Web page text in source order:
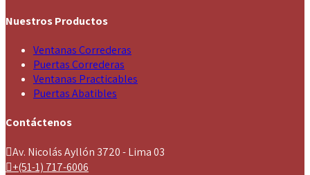
Nuestros Productos
Ventanas Correderas
Puertas Correderas
Ventanas Practicables
Puertas Abatibles
Contáctenos
Av. Nicolás Ayllón 3720 - Lima 03
+(51-1) 717-6006